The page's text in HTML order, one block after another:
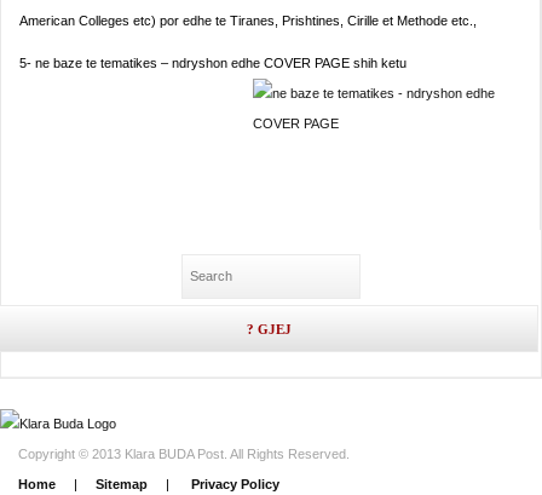
American Colleges etc) por edhe te Tiranes, Prishtines, Cirille et Methode etc.,
5- ne baze te tematikes – ndryshon edhe COVER PAGE shih ketu
Copyright © 2013 Klara BUDA Post. All Rights Reserved.
Home | Sitemap | Privacy Policy